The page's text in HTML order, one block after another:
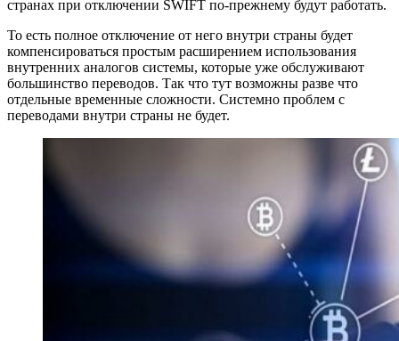
странах при отключении SWIFT по-прежнему будут работать.
То есть полное отключение от него внутри страны будет
компенсироваться простым расширением использования
внутренних аналогов системы, которые уже обслуживают
большинство переводов. Так что тут возможны разве что
отдельные временные сложности. Системно проблем с
переводами внутри страны не будет.